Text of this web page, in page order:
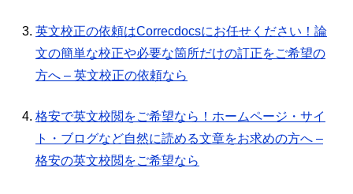
英文校正の依頼はCorrecdocsにお任せください！論
文の簡単な校正や必要な箇所だけの訂正をご希望の
方へ – 英文校正の依頼なら
格安で英文校閲をご希望なら！ホームページ・サイ
ト・ブログなど自然に読める文章をお求めの方へ –
格安の英文校閲をご希望なら